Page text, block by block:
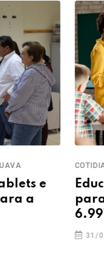
Educação
para PSS
6.991,10
31/07/2026